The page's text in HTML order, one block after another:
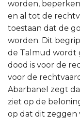
worden,
en al tot de
toestaan dat de
worden. Dit
de Talmud wordt
dood is voor de
voor de
Abarbanel zegt
ziet op de
op dat dit zeggen